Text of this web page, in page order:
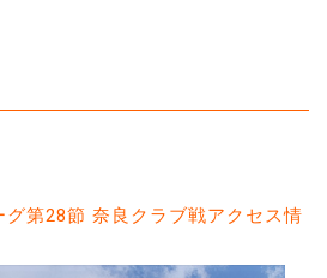
第28節 奈良クラブ戦アクセス情